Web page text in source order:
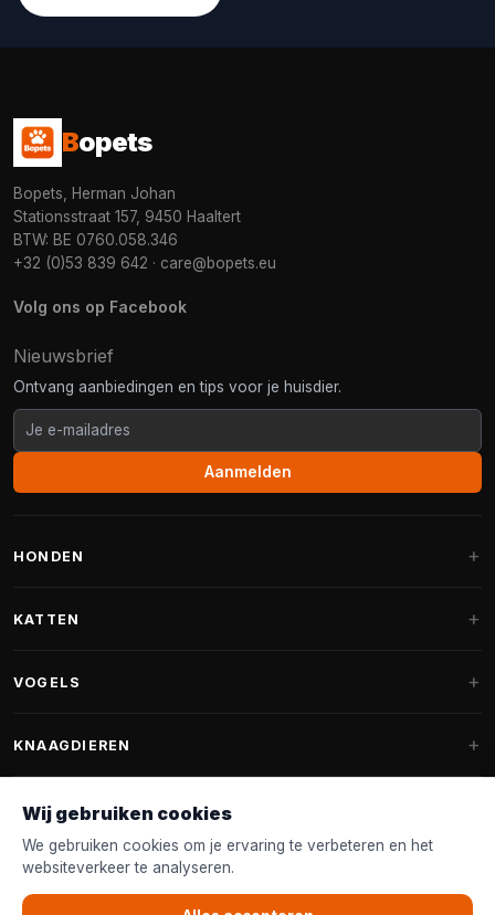
Bopets
Bopets, Herman Johan
Stationsstraat 157, 9450 Haaltert
BTW: BE 0760.058.346
+32 (0)53 839 642 · care@bopets.eu
Volg ons op Facebook
Nieuwsbrief
Ontvang aanbiedingen en tips voor je huisdier.
Aanmelden
HONDEN
Fantail hondenmanden
Hondenspeelgoed
Halsband & Lijn
Shampoo & Verzorging
KATTEN
Krabpalen voor Maine Coon
Kattenmanden
VOGELS
Vogelvoer binnenvogels
Voederhuisjes
Nestkastjes & Nesting
Tuinvogelvoer
KNAAGDIEREN
Knaagdierenvoer
Accessoires
KLANTENSERVICE
Wij gebruiken cookies
We gebruiken cookies om je ervaring te verbeteren en het
websiteverkeer te analyseren.